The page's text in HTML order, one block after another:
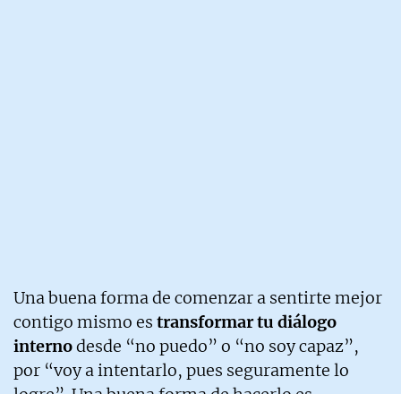
Una buena forma de comenzar a sentirte mejor
contigo mismo es transformar tu diálogo
internodesde “no puedo” o “no soy capaz”,
por “voy a intentarlo, pues seguramente lo